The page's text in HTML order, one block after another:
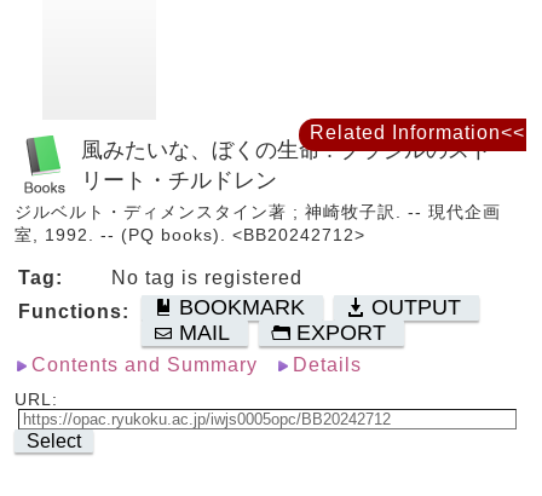
風みたいな、ぼくの生命 : ブラジルのスト
リート・チルドレン
ジルベルト・ディメンスタイン著 ; 神崎牧子訳. -- 現代企画
室, 1992. -- (PQ books). <BB20242712>
Tag:
No tag is registered
Functions:
BOOKMARK
OUTPUT
MAIL
EXPORT
Contents and Summary Details
URL:
Select
Related Information<<